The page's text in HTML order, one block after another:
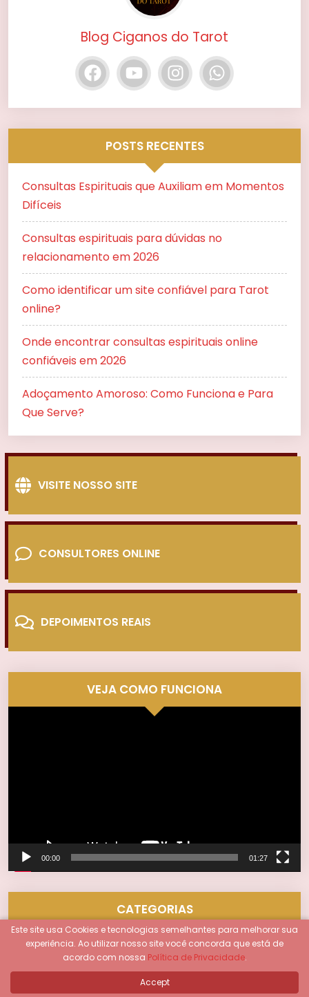
Blog Ciganos do Tarot
POSTS RECENTES
Consultas Espirituais que Auxiliam em Momentos
Difíceis
Consultas espirituais para dúvidas no
relacionamento em 2026
Como identificar um site confiável para Tarot
online?
Onde encontrar consultas espirituais online
confiáveis em 2026
Adoçamento Amoroso: Como Funciona e Para
Que Serve?
VISITE NOSSO SITE
CONSULTORES ONLINE
DEPOIMENTOS REAIS
VEJA COMO FUNCIONA
00:00 01:27
CATEGORIAS
Amor
Este site usa Cookies e tecnologias semelhantes para melhorar sua
experiência. Ao utilizar nosso site você concorda que está de
acordo com nossa Política de Privacidade.
Accept